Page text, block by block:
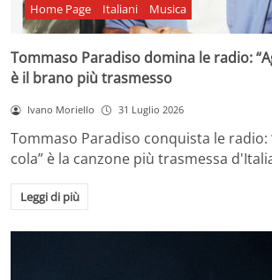
Home Page Italiani Musica
Tommaso Paradiso domina le radio:
è il brano più trasmesso
Ivano Moriello 31 Luglio 2026
Tommaso Paradiso conquista le radio:
cola” è la canzone più trasmessa
Leggi di più